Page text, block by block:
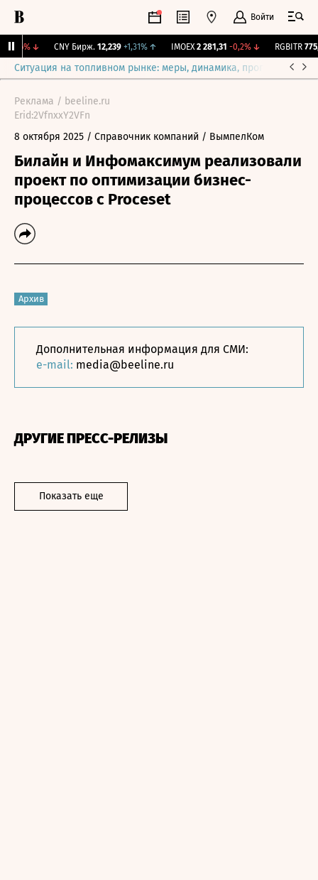
Войти
↓ CNY Бирж. 12,239 +1,31% ↑ IMOEX 2 281,31 -0,2%↓ RGBITR
Ситуация на топливном рынке: меры, динамика, прогнозы
Реклама / beeline.ru
Erid:2VfnxxY2VFn
8 октября 2025 / Справочник компаний / ВымпелКом
Билайн и Инфомаксимум реализовали
проект по оптимизации бизнес-
процессов с Proceset
Архив
Дополнительная информация для СМИ:
e-mail: media@beeline.ru
ДРУГИЕ ПРЕСС-РЕЛИЗЫ
Показать еще